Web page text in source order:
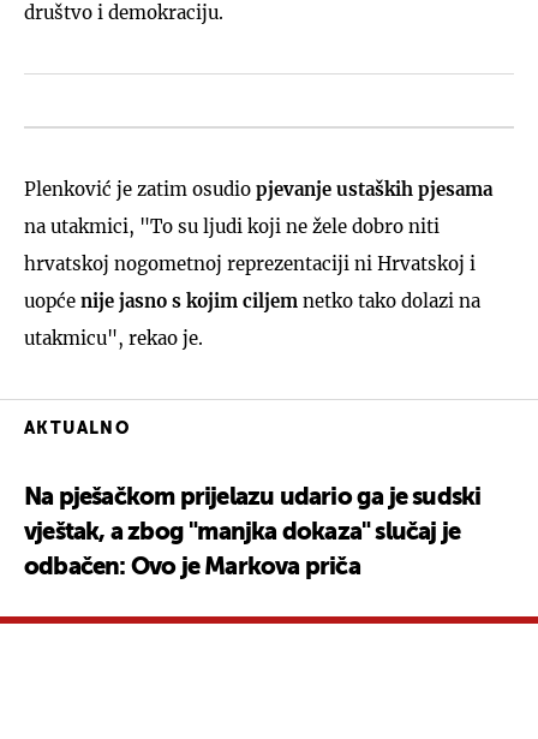
društvo i demokraciju.
Plenković je zatim osudio pjevanje ustaških pjesama
na utakmici, "To su ljudi koji ne žele dobro niti
hrvatskoj nogometnoj reprezentaciji ni Hrvatskoj i
uopće nije jasno s kojim ciljem netko tako dolazi na
utakmicu", rekao je.
AKTUALNO
Na pješačkom prijelazu udario ga je sudski
vještak, a zbog "manjka dokaza" slučaj je
odbačen: Ovo je Markova priča